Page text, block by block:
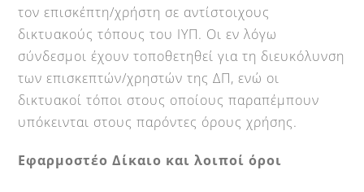
τον επισκέπτη/χρήστη σε αντίστοιχους
δικτυακούς τόπους του ΙΥΠ. Οι εν λόγω
σύνδεσμοι έχουν τοποθετηθεί για τη διευκόλυνση
των επισκεπτών/χρηστών της ΔΠ, ενώ οι
δικτυακοί τόποι στους οποίους παραπέμπουν
υπόκεινται στους παρόντες όρους χρήσης.
Εφαρμοστέο Δίκαιο και λοιποί όροι